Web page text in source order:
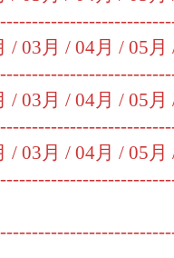
/ 03月 / 04月 / 05月
/ 03月 / 04月 / 05月
/ 03月 / 04月 / 05月